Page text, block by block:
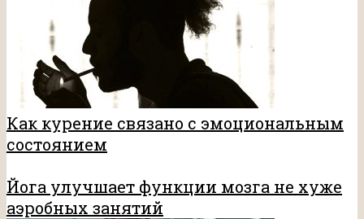
Как курение связано с эмоциональным
состоянием
Йога улучшает функции мозга не хуже
аэробных занятий